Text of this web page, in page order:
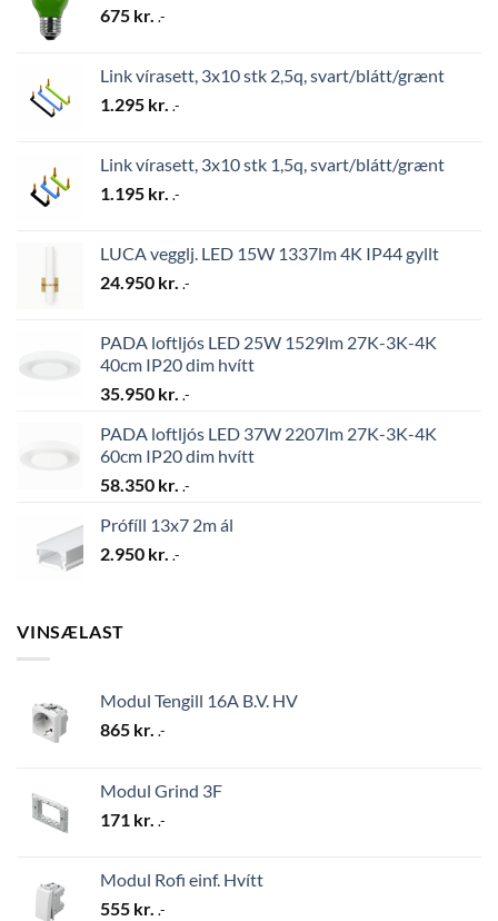
675 kr. .-
Link vírasett, 3x10 stk 2,5q, svart/blátt/grænt
1.295 kr. .-
Link vírasett, 3x10 stk 1,5q, svart/blátt/grænt
1.195 kr. .-
LUCA vegglj. LED 15W 1337lm 4K IP44 gyllt
24.950 kr. .-
PADA loftljós LED 25W 1529lm 27K-3K-4K
40cm IP20 dim hvítt
35.950 kr. .-
PADA loftljós LED 37W 2207lm 27K-3K-4K
60cm IP20 dim hvítt
58.350 kr. .-
Prófíll 13x7 2m ál
2.950 kr. .-
VINSÆLAST
Modul Tengill 16A B.V. HV
865 kr. .-
Modul Grind 3F
171 kr. .-
Modul Rofi einf. Hvítt
555 kr. .-